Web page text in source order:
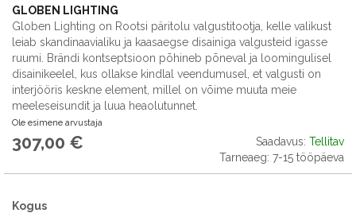
GLOBEN LIGHTING
Globen Lighting on Rootsi päritolu valgustitootja, kelle valikust
leiab skandinaavialiku ja kaasaegse disainiga valgusteid igasse
ruumi. Brändi kontseptsioon põhineb põneval ja loomingulisel
disainikeelel, kus ollakse kindlal veendumusel, et valgusti on
interjööris keskne element, millel on võime muuta meie
meeleseisundit ja luua heaolutunnet.
Ole esimene arvustaja
307,00 € Saadavus: Tellitav
Tarneaeg: 7-15 tööpäeva
Kogus
images
gallery